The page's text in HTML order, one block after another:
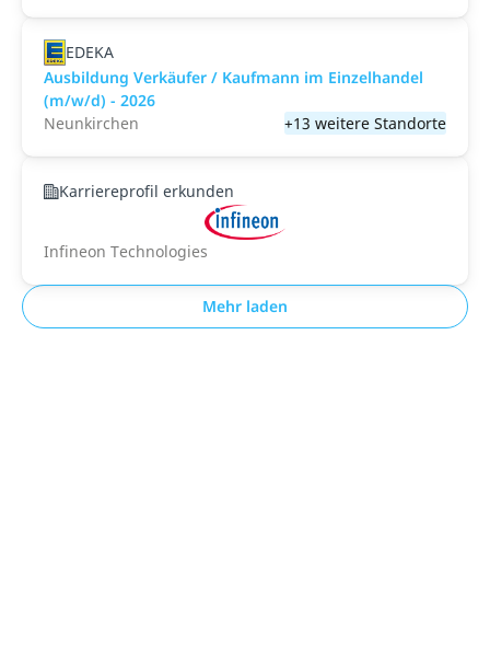
EDEKA
Ausbildung Verkäufer / Kaufmann im Einzelhandel
(m/w/d) - 2026
Neunkirchen
+13 weitere Standorte
Karriereprofil erkunden
Infineon Technologies
Mehr laden